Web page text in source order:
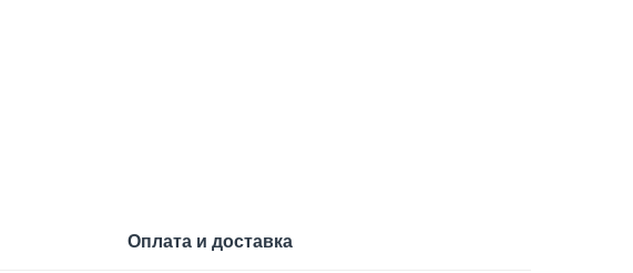
Оплата и доставка